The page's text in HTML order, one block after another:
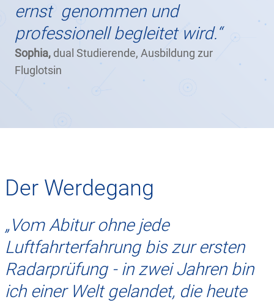
ernst genommen und
professionell begleitet wird.“
Sophia, dual Studierende, Ausbildung zur
Fluglotsin
Der Werdegang
„Vom Abitur ohne jede
Luftfahrterfahrung bis zur ersten
Radarprüfung - in zwei Jahren bin
ich einer Welt gelandet, die heute